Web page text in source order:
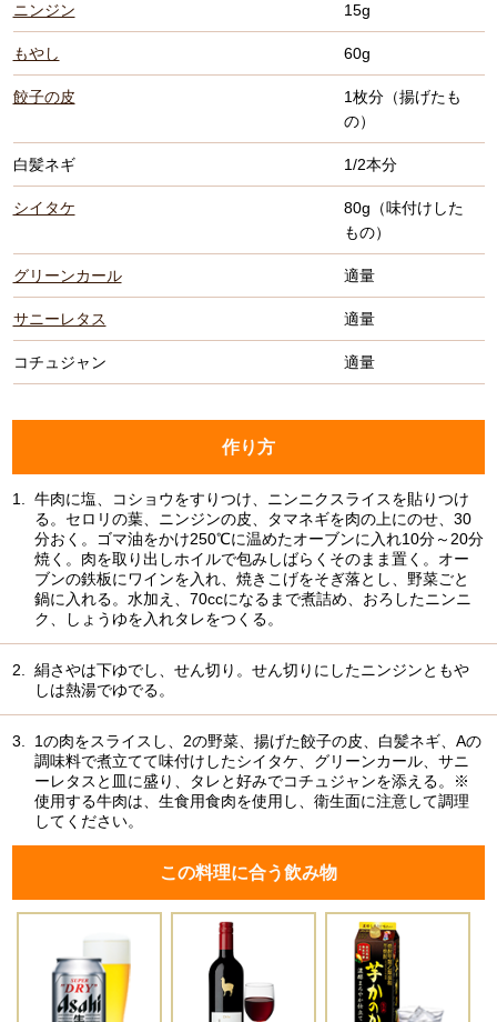
ニンジン 15g
もやし 60g
餃子の皮
1枚分（揚げたも
の）
白髪ネギ 1/2本分
シイタケ
80g（味付けした
もの）
グリーンカール 適量
サニーレタス 適量
コチュジャン 適量
作り方
1.
牛肉に塩、コショウをすりつけ、ニンニクスライスを貼りつけ
る。セロリの葉、ニンジンの皮、タマネギを肉の上にのせ、30
分おく。ゴマ油をかけ250℃に温めたオーブンに入れ10分～20分
焼く。肉を取り出しホイルで包みしばらくそのまま置く。オー
ブンの鉄板にワインを入れ、焼きこげをそぎ落とし、野菜ごと
鍋に入れる。水加え、70ccになるまで煮詰め、おろしたニンニ
ク、しょうゆを入れタレをつくる。
2.
絹さやは下ゆでし、せん切り。せん切りにしたニンジンともや
しは熱湯でゆでる。
3.
1の肉をスライスし、2の野菜、揚げた餃子の皮、白髪ネギ、Aの
調味料で煮立てて味付けしたシイタケ、グリーンカール、サニ
ーレタスと皿に盛り、タレと好みでコチュジャンを添える。※
使用する牛肉は、生食用食肉を使用し、衛生面に注意して調理
してください。
この料理に合う飲み物